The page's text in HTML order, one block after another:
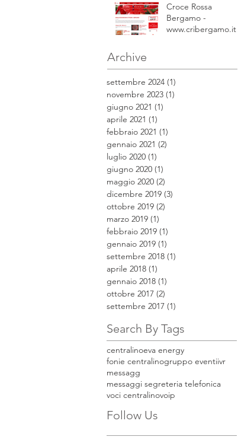
Croce Rossa
Bergamo -
www.cribergamo.it
Archive
settembre 2024 (1)
novembre 2023 (1)
giugno 2021 (1)
aprile 2021 (1)
febbraio 2021 (1)
gennaio 2021 (2)
luglio 2020 (1)
giugno 2020 (1)
maggio 2020 (2)
dicembre 2019 (3)
ottobre 2019 (2)
marzo 2019 (1)
febbraio 2019 (1)
gennaio 2019 (1)
settembre 2018 (1)
aprile 2018 (1)
gennaio 2018 (1)
ottobre 2017 (2)
settembre 2017 (1)
Search By Tags
centralinoeva energy
fonie centralinogruppo eventiivr
messagg
messaggi segreteria telefonica
voci centralinovoip
Follow Us